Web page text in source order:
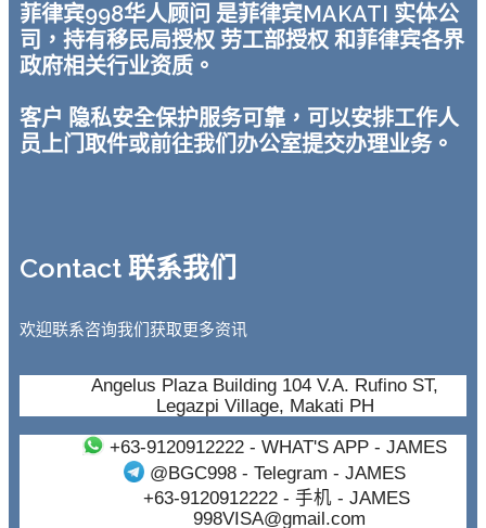
菲律宾998华人顾问 是菲律宾MAKATI 实体公
司，持有移民局授权 劳工部授权 和菲律宾各界
政府相关行业资质。
客户 隐私安全保护服务可靠，可以安排工作人
员上门取件或前往我们办公室提交办理业务。
Contact 联系我们
欢迎联系咨询我们获取更多资讯
Angelus Plaza Building 104 V.A. Rufino ST,
Legazpi Village, Makati PH
+63-9120912222- WHAT'S APP - JAMES
@BGC998 - Telegram - JAMES
+63-9120912222- 手机 - JAMES
998VISA@gmail.com